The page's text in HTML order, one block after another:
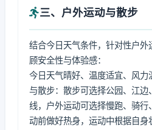
三、户外运动与散步
结合今日天气条件，针对性户
顾安全性与体验感：
今日天气晴好、温度适宜、风
与散步：散步可选择公园、江边
线，户外运动可选择慢跑、骑
动前做好热身，运动中根据自